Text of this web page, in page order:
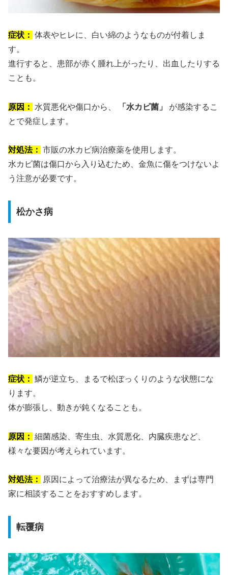
症状： 体表やヒレに、白い綿のようなものが付着しま
す。
進行すると、患部が赤く腫れ上がったり、出血したりする
ことも。
原因： 水質悪化や傷口から、 「水カビ菌」
が感染するこ
とで発症します。
対処法： 市販の水カビ病治療薬を使用します。
水カビ菌は傷口から入り込むため、金魚に傷をつけないよ
う注意が必要です。
松かさ病
症状： 鱗が逆立ち、まるで松ぼっくりのような状態にな
ります。
体が膨張し、動きが鈍くなることも。
原因： 細菌感染、寄生虫、水質悪化、内臓疾患など、
様々な要因が考えられています。
対処法：
原因によって治療法が異なるため、まずは専門
家に相談することをおすすめします。
転覆病